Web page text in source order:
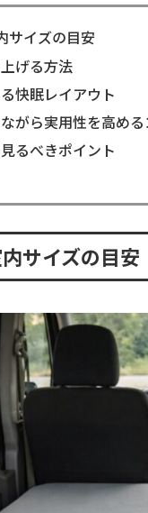
サイズの目安
げる方法
快眠レイアウト
がら実用性を高め
るべきポイント
サイズの目安